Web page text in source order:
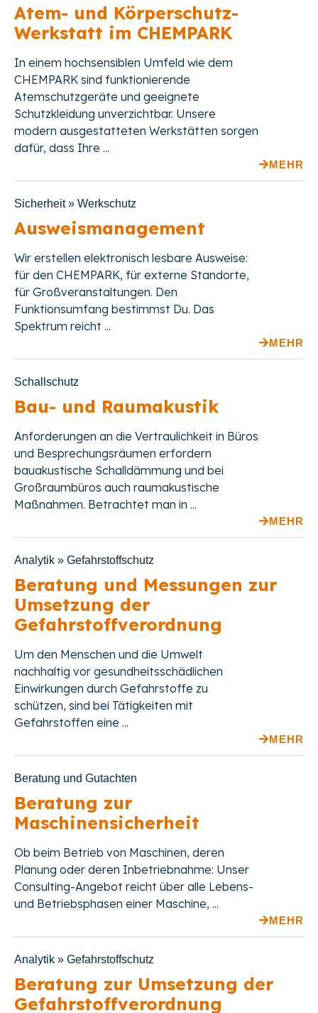
Atem- und Körperschutz-
Werkstatt im CHEMPARK
In einem hochsensiblen Umfeld wie dem
CHEMPARK sind funktionierende
Atemschutzgeräte und geeignete
Schutzkleidung unverzichtbar. Unsere
modern ausgestatteten Werkstätten sorgen
dafür, dass Ihre ...
MEHR
Sicherheit » Werkschutz
Ausweismanagement
Wir erstellen elektronisch lesbare Ausweise:
für den CHEMPARK, für externe Standorte,
für Großveranstaltungen. Den
Funktionsumfang bestimmst Du. Das
Spektrum reicht ...
MEHR
Schallschutz
Bau- und Raumakustik
Anforderungen an die Vertraulichkeit in Büros
und Besprechungsräumen erfordern
bauakustische Schalldämmung und bei
Großraumbüros auch raumakustische
Maßnahmen. Betrachtet man in ...
MEHR
Analytik » Gefahrstoffschutz
Beratung und Messungen zur
Umsetzung der
Gefahrstoffverordnung
Um den Menschen und die Umwelt
nachhaltig vor gesundheitsschädlichen
Einwirkungen durch Gefahrstoffe zu
schützen, sind bei Tätigkeiten mit
Gefahrstoffen eine ...
MEHR
Beratung und Gutachten
Beratung zur
Maschinensicherheit
Ob beim Betrieb von Maschinen, deren
Planung oder deren Inbetriebnahme: Unser
Consulting-Angebot reicht über alle Lebens-
und Betriebsphasen einer Maschine, ...
MEHR
Analytik » Gefahrstoffschutz
Beratung zur Umsetzung der
Gefahrstoffverordnung